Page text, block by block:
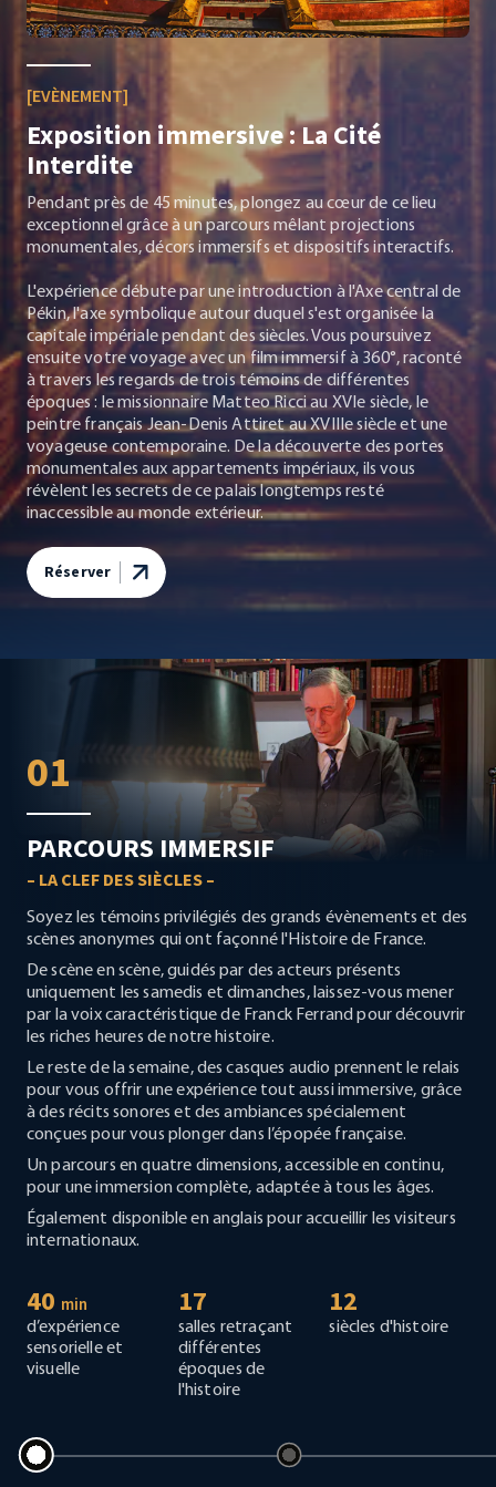
[EVÈNEMENT]
Exposition immersive : La Cité
Interdite
Pendant près de 45 minutes, plongez au cœur de ce lieu
exceptionnel grâce à un parcours mêlant projections
monumentales, décors immersifs et dispositifs interactifs.
L'expérience débute par une introduction à l'Axe central de
Pékin, l'axe symbolique autour duquel s'est organisée la
capitale impériale pendant des siècles. Vous poursuivez
ensuite votre voyage avec un film immersif à 360°, raconté
à travers les regards de trois témoins de différentes
époques : le missionnaire Matteo Ricci au XVIe siècle, le
peintre français Jean-Denis Attiret au XVIIIe siècle et une
voyageuse contemporaine. De la découverte des portes
monumentales aux appartements impériaux, ils vous
révèlent les secrets de ce palais longtemps resté
inaccessible au monde extérieur.
Réserver
01
PARCOURS IMMERSIF
– LA CLEF DES SIÈCLES –
Soyez les témoins privilégiés des grands évènements et des
scènes anonymes qui ont façonné l'Histoire de France.
De scène en scène, guidés par des acteurs présents
uniquement les samedis et dimanches, laissez-vous mener
par la voix caractéristique de Franck Ferrand pour découvrir
les riches heures de notre histoire.
Le reste de la semaine, des casques audio prennent le relais
pour vous offrir une expérience tout aussi immersive, grâce
à des récits sonores et des ambiances spécialement
conçues pour vous plonger dans l’épopée française.
Un parcours en quatre dimensions, accessible en continu,
pour une immersion complète, adaptée à tous les âges.
Également disponible en anglais pour accueillir les visiteurs
internationaux.
40 min
d’expérience
sensorielle et
visuelle
17
salles retraçant
différentes
époques de
l'histoire
12
siècles d'histoire
Voir la date Voir la date